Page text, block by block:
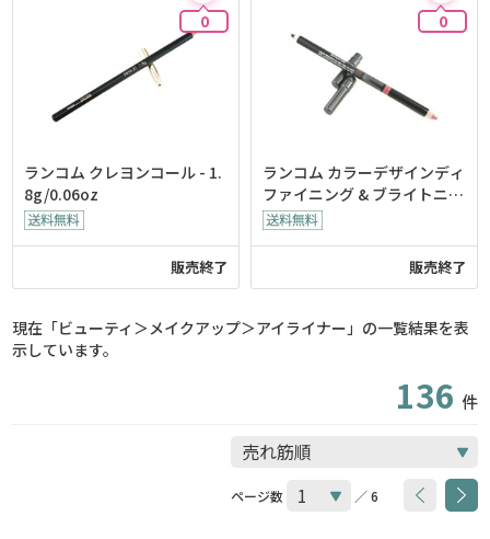
0
ランコム クレヨンコール - 1.
8g/0.06oz
販売終了
0
ランコム カラーデザインディ
ファイニング & ブライトニン
グデュアルエンドアイペンシ
ル - Ruffles Pink ( 箱なし、
販売終了
現在「ビューティ＞メイクアップ＞アイライナー」の一覧結果を表
示しています。
136 件
ページ数 ／ 6